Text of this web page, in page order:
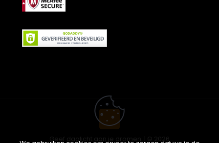
Geef daglicht aan je dromen. | © 2026